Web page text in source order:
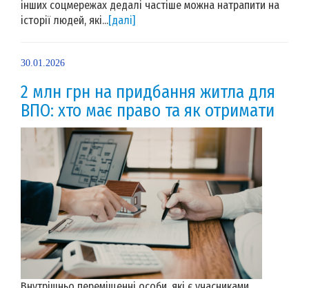
інших соцмережах дедалі частіше можна натрапити на
історії людей, які...[далі]
30.01.2026
2 млн грн на придбання житла для
ВПО: хто має право та як отримати